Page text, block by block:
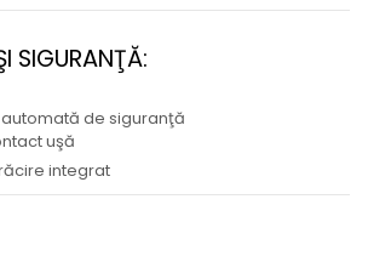
SIGURANŢĂ:
de siguranţă
uşă
integrat